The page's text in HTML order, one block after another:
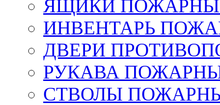
ЯЩИКИ ПОЖАРНЫЕ
ИНВЕНТАРЬ
ДВЕРИ
РУКАВА
СТВОЛЫ